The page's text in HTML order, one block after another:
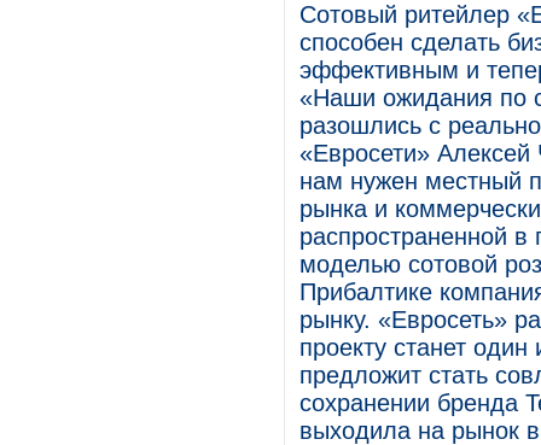
Сотовый ритейлер
способен сделать
эффективным и
«Наши ожидания по
разошлись с
«Евросети»
нам нужен местный
рынка и
распространенной в
моделью сотовой
Прибалтике
рынку. «Евросеть»
проекту станет
предложит стать
сохранении бренда
выходила на рынок